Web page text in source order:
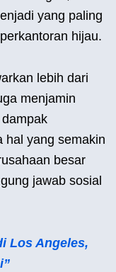
yang paling
hijau.
lebih dari
menjamin
hal yang semakin
besar
jawab sosial
Los Angeles,